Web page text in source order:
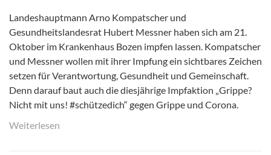
Landeshauptmann Arno Kompatscher und
Gesundheitslandesrat Hubert Messner haben sich am 21.
Oktober im Krankenhaus Bozen impfen lassen. Kompatscher
und Messner wollen mit ihrer Impfung ein sichtbares Zeichen
setzen für Verantwortung, Gesundheit und Gemeinschaft.
Denn darauf baut auch die diesjährige Impfaktion „Grippe?
Nicht mit uns! #schützedich“ gegen Grippe und Corona.
Weiterlesen